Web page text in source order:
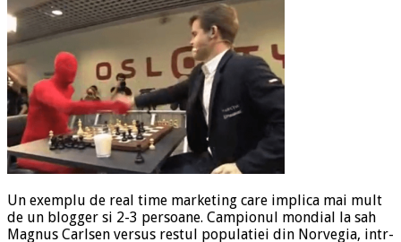
Un exemplu de real time marketing care implica mai mult
de un blogger si 2-3 persoane. Campionul mondial la sah
Magnus Carlsen versus restul populatiei din Norvegia, intr-